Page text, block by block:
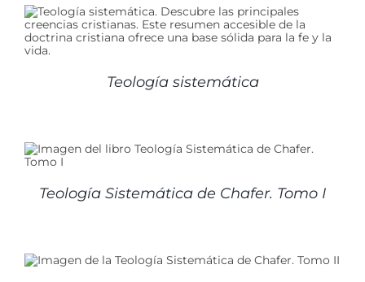
Teología sistemática
Teología Sistemática de Chafer. Tomo I